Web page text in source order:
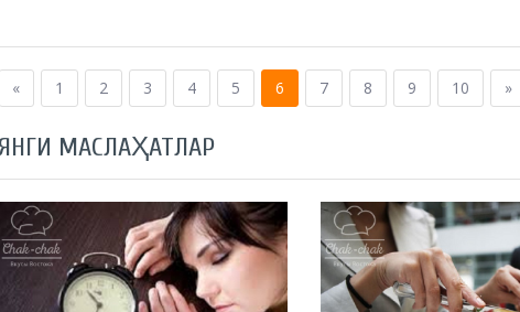
« 1 2 3 4 5 6 7 8 9 10 »
МАСЛАҲАТЛАР